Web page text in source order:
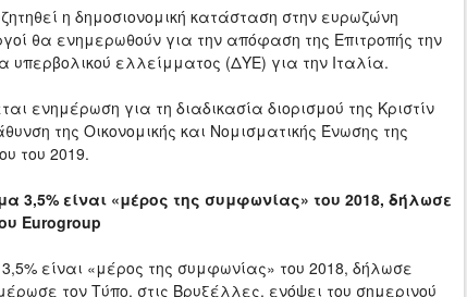
η δημοσιονομική κατάσταση στην ευρωζώνη
θα ενημερωθούν για την απόφαση της Επιτροπής την
υπερβολικού ελλείμματος (ΔΥΕ) για την Ιταλία.
για τη διαδικασία διορισμού της Κριστίν
της Οικονομικής και Νομισματικής Ένωσης της
του 2019.
είναι «μέρος της συμφωνίας» του 2018, δήλωσε
Eurogroup
είναι «μέρος της συμφωνίας» του 2018, δήλωσε
τον Τύπο, στις Βρυξέλλες, ενόψει του σημερινού